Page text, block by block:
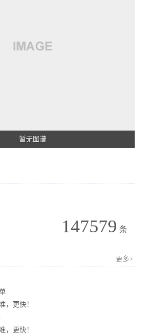
暂无图谱
147579 条
更多>
，更快！
，更快！